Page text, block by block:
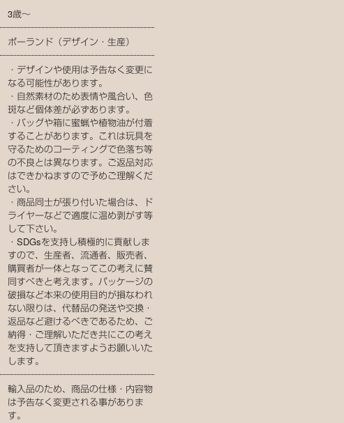
3歳～
ポーランド（デザイン・生産）
・デザインや使用は予告なく変更に
なる可能性があります。
・自然素材のため表情や風合い、色
斑など個体差が必ずあります。
・バッグや箱に蜜蝋や植物油が付着
することがあります。これは玩具を
守るためのコーティングで色落ち等
の不良とは異なります。ご返品対応
はできかねますので予めご理解くだ
さい。
・商品同士が張り付いた場合は、ド
ライヤーなどで適度に温め剥がす等
して下さい。
・SDGsを支持し積極的に貢献しま
すので、生産者、流通者、販売者、
購買者が一体となってこの考えに賛
同すべきと考えます。パッケージの
破損など本来の使用目的が損なわれ
ない限りは、代替品の発送や交換・
返品など避けるべきであるため、ご
納得・ご理解いただき共にこの考え
を支持して頂きますようお願いいた
します。
輸入品のため、商品の仕様・内容物
は予告なく変更される事がありま
す。